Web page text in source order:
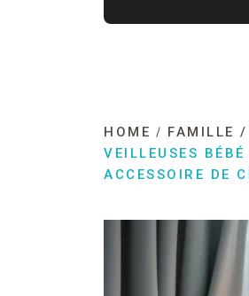
HOME FAMILLE
VEILLEUSES
ACCESSOIRE DE